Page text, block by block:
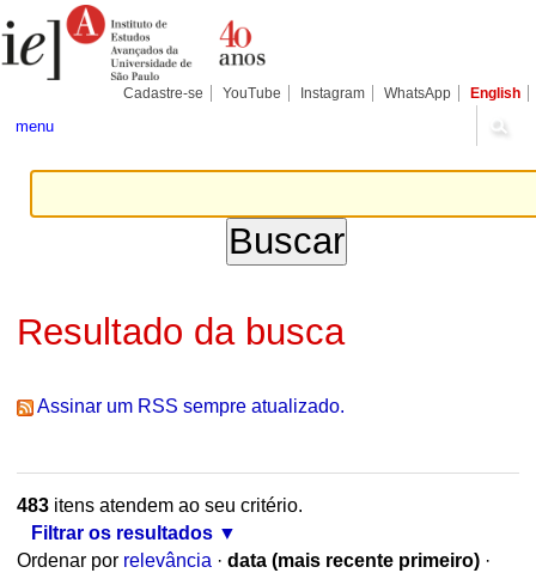
para
conteúdo.
Pessoais
Cadastre-se YouTube Instagram WhatsApp English
menu
Resultado da busca
Assinar um RSS sempre atualizado.
483itens atendem ao seu critério.
Filtrar os resultados
Ordenar por relevância · data (mais recente primeiro) ·